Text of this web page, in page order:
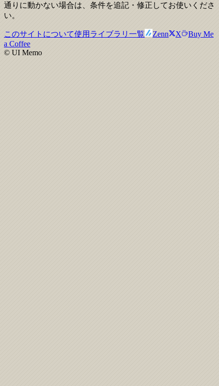
通りに動かない場合は、条件を追記・修正してお使いくださ
い。
このサイトについて使用ライブラリ一覧 Zenn X
Buy Me
a Coffee
© UI Memo